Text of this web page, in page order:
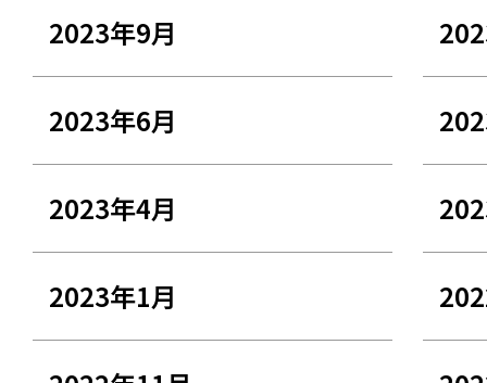
2023年9月
2023年6月
2023年4月
2023年1月